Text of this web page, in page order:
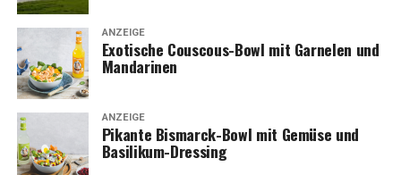
ANZEIGE
Exo­ti­sche Cous­cous-Bowl mit Gar­ne­len und
Mandarinen
ANZEIGE
Pikan­te Bis­marck-Bowl mit Gemü­se und
Basilikum-Dressing